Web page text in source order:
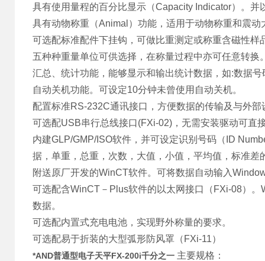
具有使用量程的百分比显示（Capacity Indicator）。并
具有动物称重（Animal）功能，适用于动物称重和震动
可选配标准配件下挂钩，可做比重测定或称重含磁性样
五种种重量单位可供选择，在称量过程中亦可任意转
汇总、统计功能，能够显示和输出统计数据，如:数据
自动关机功能。可设定10分钟未曾使用自动关机。
配置标准RS-232C通讯接口，方便数据的传输及与外部
可选配USB串行总线接口(FXi-02)，无需安装驱动可直
内建GLP/GMP/ISO软件，并可设定识别号码（ID
据，单重，总重，次数，大值，小值，平均值，标准差
附送原厂开发的WinCT软件。可将数据自动输入
可选配含WinCT－Plus软件的以太网接口（FXi-08）
数据。
可选配内置式充电电池，实现野外称量的要求。
可选配易于折装的大型弧形防风罩（FXi-11）
*AND普通型电子天平FX-200i千分之一 主要规格：